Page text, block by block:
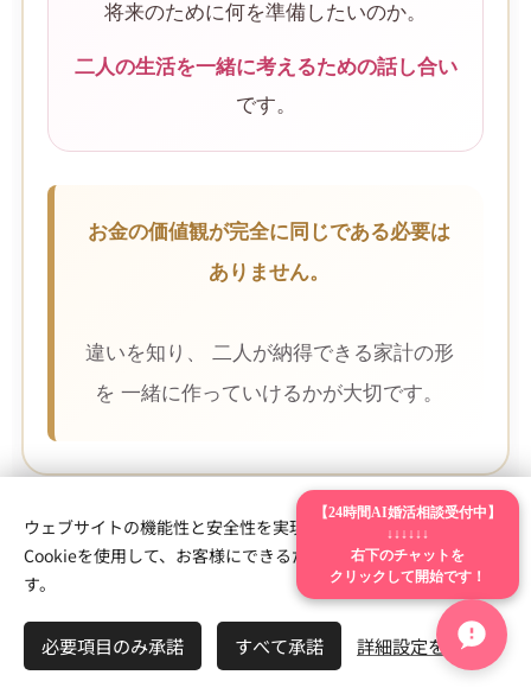
将来のために何を準備したいのか。
二人の生活を一緒に考えるための話し合い
です。
お金の価値観が完全に同じである必要は
ありません。
違いを知り、 二人が納得できる家計の形
を 一緒に作っていけるかが大切です。
💼 仕事について
ウェブサイトの機能性と安全性を実現するため、Webnodeは
Cookieを使用して、お客様にできるだけ最高の体験を提供しま
す。
必要項目のみ承諾 すべて承諾 詳細設定を開く
【24時間AI婚活相談受付中】
↓↓↓↓↓↓
右下のチャットを
クリックして開始です！